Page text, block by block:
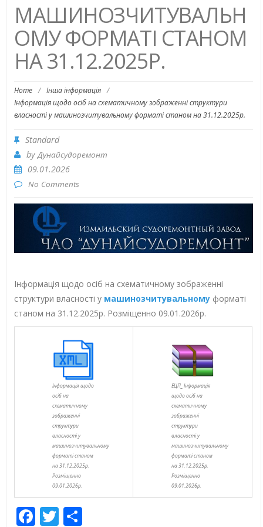
МАШИНОЗЧИТУВАЛЬН
ОМУ ФОРМАТІ СТАНОМ
НА 31.12.2025Р.
Home / Інша інформація /
Інформація щодо осіб на схематичному зображенні структури
власності у машинозчитувальному форматі станом на 31.12.2025р.
Standard
byДунайсудоремонт
09.01.2026
No Comments
Інформація щодо осіб на схематичному зображенні
структури власності у машинозчитувальномуформаті
станом на 31.12.2025р. Розміщенно 09.01.2026р.
Інформація щодо
осіб на
схематичному
зображенні
структури
власності у
машинозчитувальному
форматі станом
на 31.12.2025р.
Розміщенно
09.01.2026р.
ЕЦП_ Інформація
щодо осіб на
схематичному
зображенні
структури
власності у
машинозчитувальному
форматі станом
на 31.12.2025р.
Розміщенно
09.01.2026р.
Facebook
Twitter
Share